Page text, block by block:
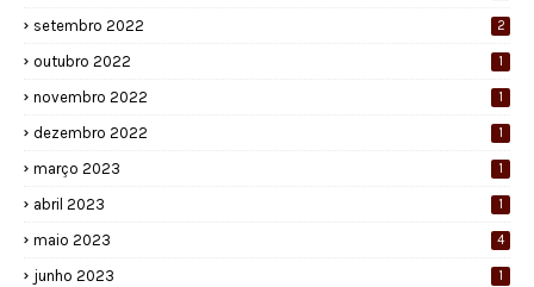
setembro 2022 2
outubro 2022 1
novembro 2022 1
dezembro 2022 1
março 2023 1
abril 2023 1
maio 2023 4
junho 2023 1